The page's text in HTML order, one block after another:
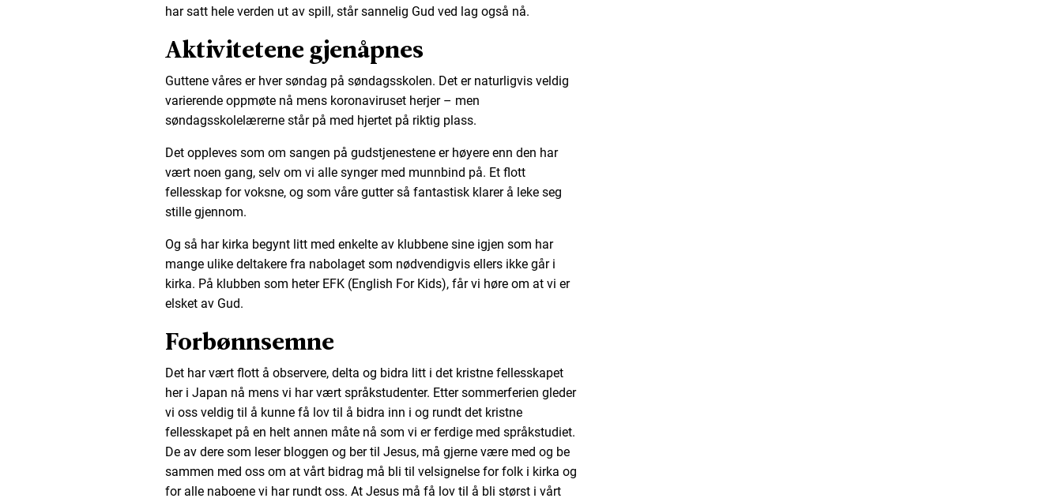
har satt hele verden ut av spill, står sannelig Gud ved lag også nå.
Aktivitetene gjenåpnes
Guttene våres er hver søndag på søndagsskolen. Det er naturligvis veldig
varierende oppmøte nå mens koronaviruset herjer – men
søndagsskolelærerne står på med hjertet på riktig plass.
Det oppleves som om sangen på gudstjenestene er høyere enn den har
vært noen gang, selv om vi alle synger med munnbind på. Et flott
fellesskap for voksne, og som våre gutter så fantastisk klarer å leke seg
stille gjennom.
Og så har kirka begynt litt med enkelte av klubbene sine igjen som har
mange ulike deltakere fra nabolaget som nødvendigvis ellers ikke går i
kirka. På klubben som heter EFK (English For Kids), får vi høre om at vi er
elsket av Gud.
Forbønnsemne
Det har vært flott å observere, delta og bidra litt i det kristne fellesskapet
her i Japan nå mens vi har vært språkstudenter. Etter sommerferien gleder
vi oss veldig til å kunne få lov til å bidra inn i og rundt det kristne
fellesskapet på en helt annen måte nå som vi er ferdige med språkstudiet.
De av dere som leser bloggen og ber til Jesus, må gjerne være med og be
sammen med oss om at vårt bidrag må bli til velsignelse for folk i kirka og
for alle naboene vi har rundt oss. At Jesus må få lov til å bli størst i vårt